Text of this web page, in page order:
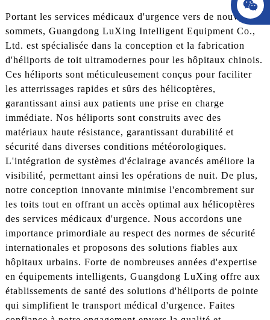
Portant les services médicaux d'urgence vers de nouveaux
sommets, Guangdong LuXing Intelligent Equipment Co.,
Ltd. est spécialisée dans la conception et la fabrication
d'héliports de toit ultramodernes pour les hôpitaux chinois.
Ces héliports sont méticuleusement conçus pour faciliter
les atterrissages rapides et sûrs des hélicoptères,
garantissant ainsi aux patients une prise en charge
immédiate. Nos héliports sont construits avec des
matériaux haute résistance, garantissant durabilité et
sécurité dans diverses conditions météorologiques.
L'intégration de systèmes d'éclairage avancés améliore la
visibilité, permettant ainsi les opérations de nuit. De plus,
notre conception innovante minimise l'encombrement sur
les toits tout en offrant un accès optimal aux hélicoptères
des services médicaux d'urgence. Nous accordons une
importance primordiale au respect des normes de sécurité
internationales et proposons des solutions fiables aux
hôpitaux urbains. Forte de nombreuses années d'expertise
en équipements intelligents, Guangdong LuXing offre aux
établissements de santé des solutions d'héliports de pointe
qui simplifient le transport médical d'urgence. Faites